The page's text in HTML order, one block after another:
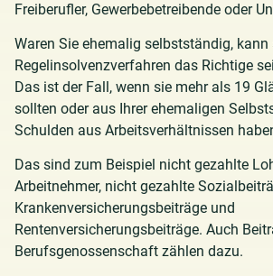
Freiberufler, Gewerbebetreibende oder
Waren Sie ehemalig selbstständig,
Regelinsolvenzverfahren das Richtige
Das ist der Fall, wenn sie mehr als 19
sollten oder aus Ihrer ehemaligen
Schulden aus Arbeitsverhältnissen
Das sind zum Beispiel nicht gezahlte
Arbeitnehmer, nicht gezahlte
Krankenversicherungsbeiträge und
Rentenversicherungsbeiträge. Auch
Berufsgenossenschaft zählen dazu.